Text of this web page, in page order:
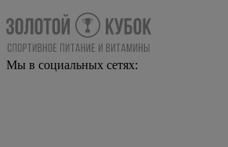
Мы в социальных сетях: